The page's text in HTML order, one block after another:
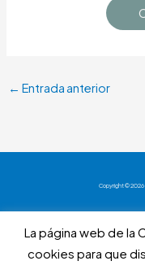
← Entrada anterior
Copyright © 2026
La página web de la
cookies para que